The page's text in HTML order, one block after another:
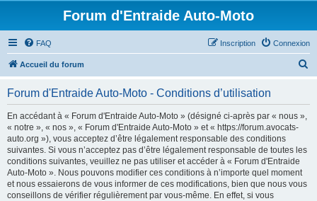
Forum d'Entraide Auto-Moto
FAQ Connexion
Inscription
Accueil du forum
Forum d'Entraide Auto-Moto - Conditions d’utilisation
En accédant à « Forum d'Entraide Auto-Moto » (désigné ci-après par « nous »,
« notre », « nos », « Forum d'Entraide Auto-Moto » et « https://forum.avocats-
auto.org »), vous acceptez d’être légalement responsable des conditions
suivantes. Si vous n’acceptez pas d’être légalement responsable de toutes les
conditions suivantes, veuillez ne pas utiliser et accéder à « Forum d'Entraide
Auto-Moto ». Nous pouvons modifier ces conditions à n’importe quel moment
et nous essaierons de vous informer de ces modifications, bien que nous vous
conseillons de vérifier régulièrement par vous-même. En effet, si vous